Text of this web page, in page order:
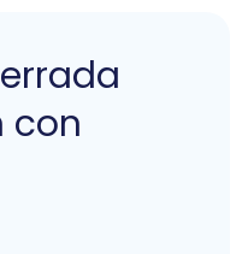
con